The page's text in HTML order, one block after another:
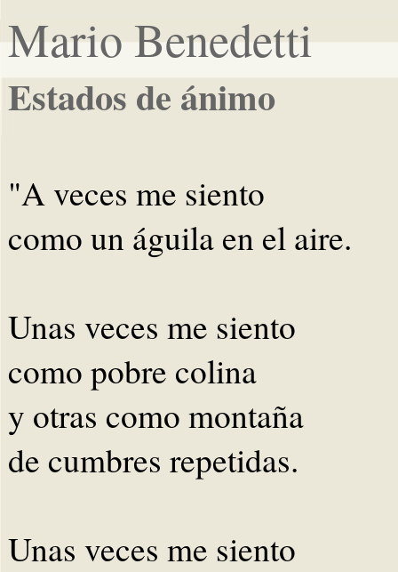
Mario Benedetti
Estados de ánimo
"A veces me siento
como un águila en el aire.
Unas veces me siento
como pobre colina
y otras como montaña
de cumbres repetidas.
Unas veces me siento